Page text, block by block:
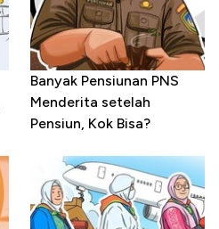
Banyak Pensiunan PNS
Menderita setelah
Pensiun, Kok Bisa?